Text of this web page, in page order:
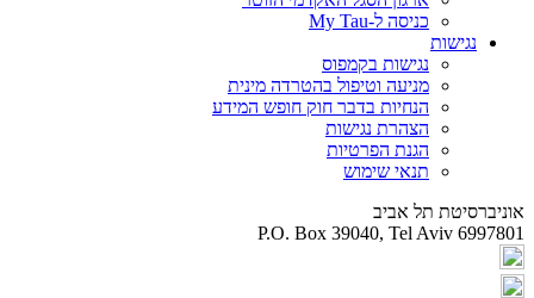
כניסה ל-My Tau
נגישות
נגישות בקמפוס
מניעה וטיפול בהטרדה מינית
הנחיות בדבר חוק חופש המידע
הצהרת נגישות
הגנת הפרטיות
תנאי שימוש
אוניברסיטת תל אביב
P.O. Box 39040, Tel Aviv 6997801